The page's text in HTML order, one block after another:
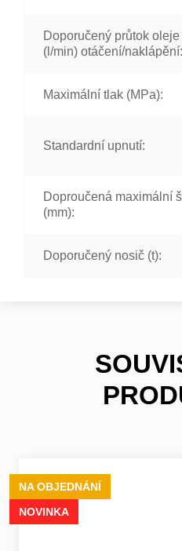
Doporučený průtok oleje
(l/min) otáčení/naklápění:
Maximální tlak (MPa):
Standardní upnutí:
Doproučená maximální
(mm):
Doporučený nosič (t):
NA OBJEDNÁNÍ
NOVINKA